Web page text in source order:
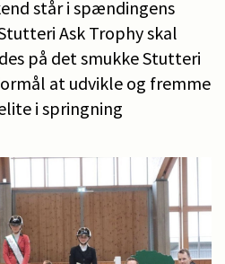
står i spændingens
Ask Trophy skal
på det smukke Stutteri
at udvikle og fremme
i springning